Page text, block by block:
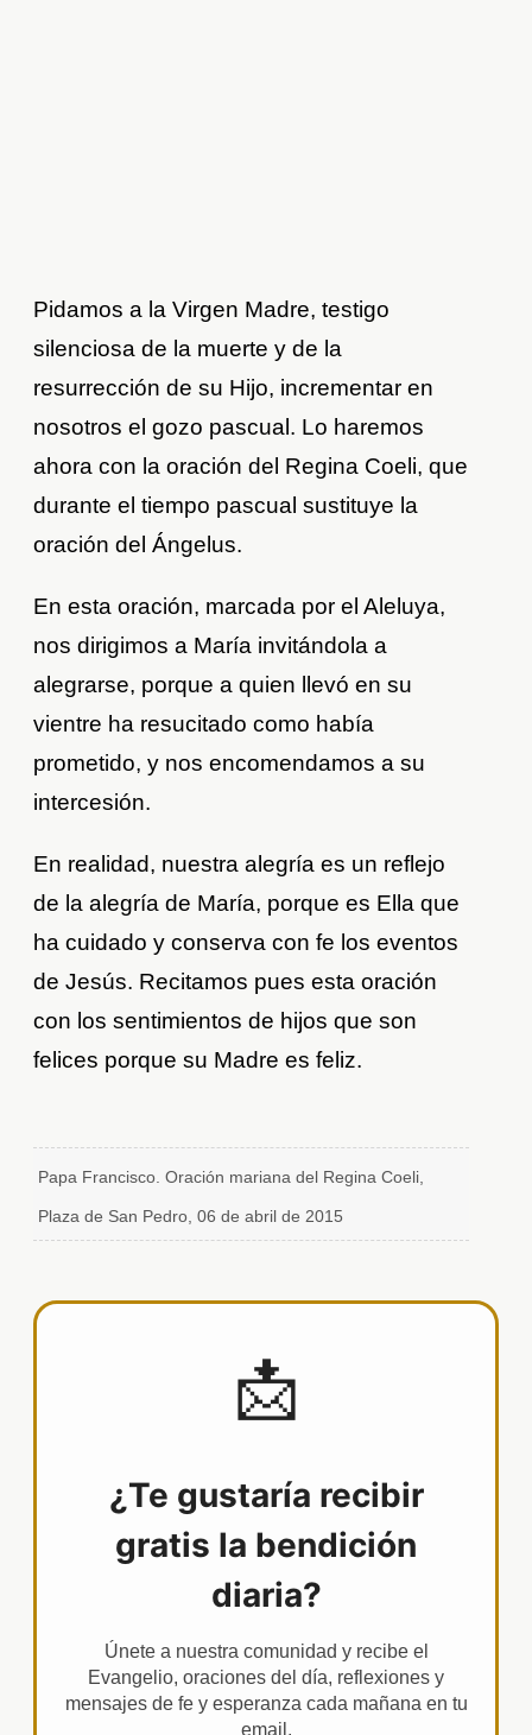
Pidamos a la Virgen Madre, testigo
silenciosa de la muerte y de la
resurrección de su Hijo, incrementar en
nosotros el gozo pascual. Lo haremos
ahora con la oración del Regina Coeli, que
durante el tiempo pascual sustituye la
oración del Ángelus.
En esta oración, marcada por el Aleluya,
nos dirigimos a María invitándola a
alegrarse, porque a quien llevó en su
vientre ha resucitado como había
prometido, y nos encomendamos a su
intercesión.
En realidad, nuestra alegría es un reflejo
de la alegría de María, porque es Ella que
ha cuidado y conserva con fe los eventos
de Jesús. Recitamos pues esta oración
con los sentimientos de hijos que son
felices porque su Madre es feliz.
Papa Francisco. Oración mariana del Regina Coeli,
Plaza de San Pedro, 06 de abril de 2015
📩
¿Te gustaría recibir
gratis la bendición
diaria?
Únete a nuestra comunidad y recibe el
Evangelio, oraciones del día, reflexiones y
mensajes de fe y esperanza cada mañana en tu
email.